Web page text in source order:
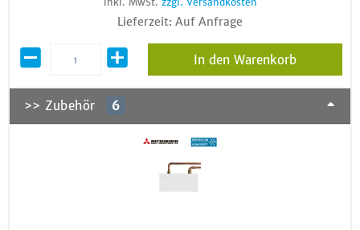
Lieferzeit: Auf Anfrage
In den Warenkorb
>> Zubehör 6